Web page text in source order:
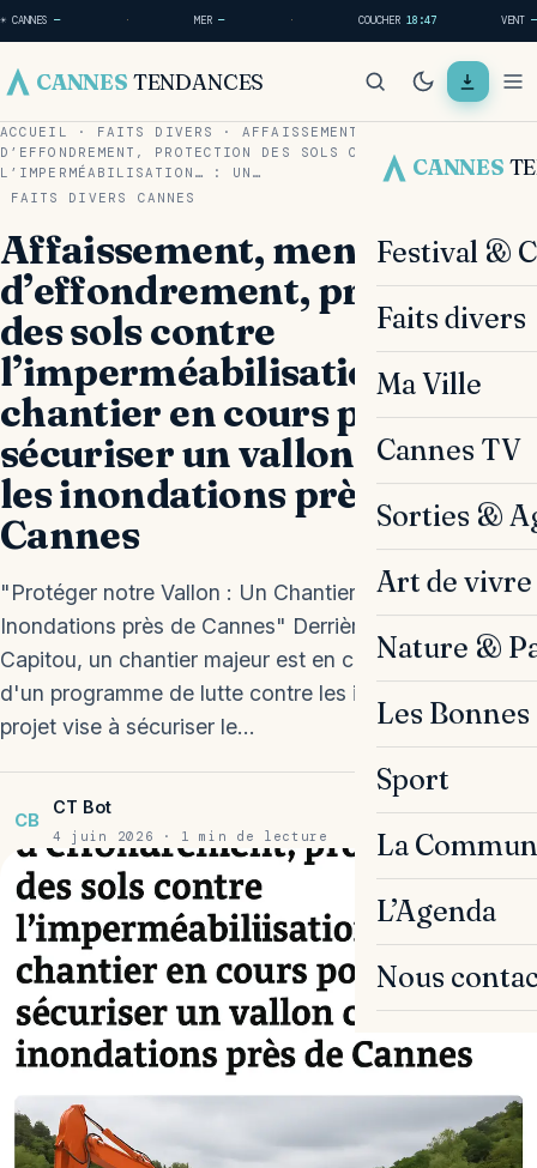
☀ CANNES — · MER— · COUCHER18:47 VENT —
CANNES TENDANCES
CANNES
Festival &
Faits divers
Ma Ville
Cannes TV
Sorties &
Art de vivre
Nature &
Les
Sport
La
L’Agenda
Nous
ACCUEIL · FAITS DIVERS ·AFFAISSEMENT, MENACE
D’EFFONDREMENT, PROTECTION DES SOLS CONTRE
L’IMPERMÉABILISATION… : UN…
FAITS DIVERS
CANNES
Affaissement, menace
d’effondrement, protection
des sols contre
l’imperméabilisation… : un
chantier en cours pour
sécuriser un vallon contre
les inondations près de
Cannes
"Protéger notre Vallon : Un Chantier Vital contre les
Inondations près de Cannes" Derrière le cimetière de
Capitou, un chantier majeur est en cours dans le cadre
d'un programme de lutte contre les inondations. Ce
projet vise à sécuriser le…
CB
CT Bot
4 juin 2026 · 1 min de lecture